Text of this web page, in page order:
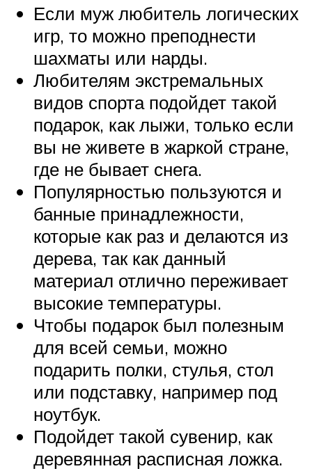
Если муж любитель логических
игр, то можно преподнести
шахматы или нарды.
Любителям экстремальных
видов спорта подойдет такой
подарок, как лыжи, только если
вы не живете в жаркой стране,
где не бывает снега.
Популярностью пользуются и
банные принадлежности,
которые как раз и делаются из
дерева, так как данный
материал отлично переживает
высокие температуры.
Чтобы подарок был полезным
для всей семьи, можно
подарить полки, стулья, стол
или подставку, например под
ноутбук.
Подойдет такой сувенир, как
деревянная расписная ложка.